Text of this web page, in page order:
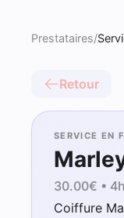
Prestataires/
Retour
SERVICE EN
30.00€ • 4h
Coiffure